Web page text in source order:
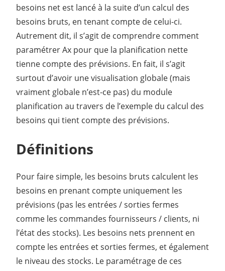
besoins net est lancé à la suite d’un calcul des
besoins bruts, en tenant compte de celui-ci.
Autrement dit, il s’agit de comprendre comment
paramétrer Ax pour que la planification nette
tienne compte des prévisions. En fait, il s’agit
surtout d’avoir une visualisation globale (mais
vraiment globale n’est-ce pas) du module
planification au travers de l’exemple du calcul des
besoins qui tient compte des prévisions.
Définitions
Pour faire simple, les besoins bruts calculent les
besoins en prenant compte uniquement les
prévisions (pas les entrées / sorties fermes
comme les commandes fournisseurs / clients, ni
l’état des stocks). Les besoins nets prennent en
compte les entrées et sorties fermes, et également
le niveau des stocks. Le paramétrage de ces